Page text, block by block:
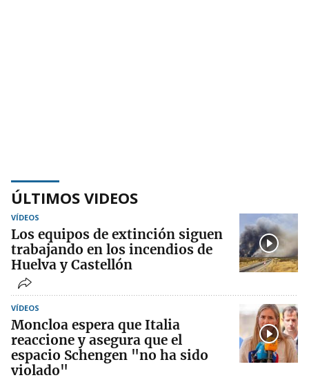
ÚLTIMOS VIDEOS
VÍDEOS
Los equipos de extinción siguen
trabajando en los incendios de
Huelva y Castellón
VÍDEOS
Moncloa espera que Italia
reaccione y asegura que el
espacio Schengen "no ha sido
violado"